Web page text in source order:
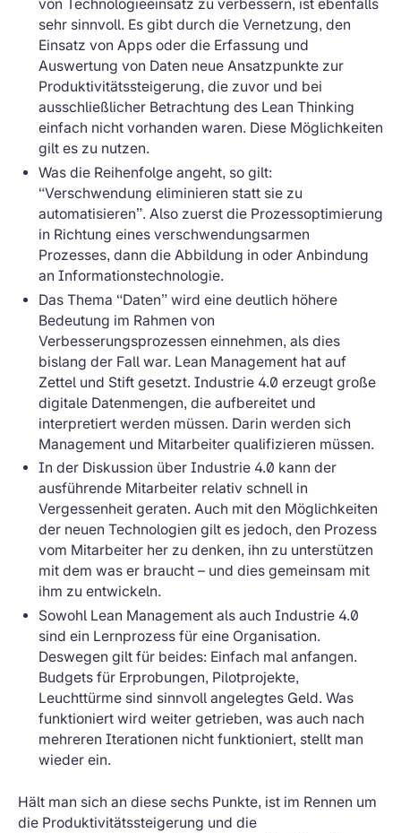
von Technologieeinsatz zu verbessern, ist ebenfalls
sehr sinnvoll. Es gibt durch die Vernetzung, den
Einsatz von Apps oder die Erfassung und
Auswertung von Daten neue Ansatzpunkte zur
Produktivitätssteigerung, die zuvor und bei
ausschließlicher Betrachtung des Lean Thinking
einfach nicht vorhanden waren. Diese Möglichkeiten
gilt es zu nutzen.
Was die Reihenfolge angeht, so gilt:
“Verschwendung eliminieren statt sie zu
automatisieren”. Also zuerst die Prozessoptimierung
in Richtung eines verschwendungsarmen
Prozesses, dann die Abbildung in oder Anbindung
an Informationstechnologie.
Das Thema “Daten” wird eine deutlich höhere
Bedeutung im Rahmen von
Verbesserungsprozessen einnehmen, als dies
bislang der Fall war. Lean Management hat auf
Zettel und Stift gesetzt. Industrie 4.0 erzeugt große
digitale Datenmengen, die aufbereitet und
interpretiert werden müssen. Darin werden sich
Management und Mitarbeiter qualifizieren müssen.
In der Diskussion über Industrie 4.0 kann der
ausführende Mitarbeiter relativ schnell in
Vergessenheit geraten. Auch mit den Möglichkeiten
der neuen Technologien gilt es jedoch, den Prozess
vom Mitarbeiter her zu denken, ihn zu unterstützen
mit dem was er braucht – und dies gemeinsam mit
ihm zu entwickeln.
Sowohl Lean Management als auch Industrie 4.0
sind ein Lernprozess für eine Organisation.
Deswegen gilt für beides: Einfach mal anfangen.
Budgets für Erprobungen, Pilotprojekte,
Leuchttürme sind sinnvoll angelegtes Geld. Was
funktioniert wird weiter getrieben, was auch nach
mehreren Iterationen nicht funktioniert, stellt man
wieder ein.
Hält man sich an diese sechs Punkte, ist im Rennen um
die Produktivitätssteigerung und die